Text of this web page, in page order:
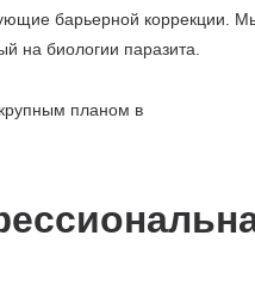
барьерной коррекции.
на биологии паразита.